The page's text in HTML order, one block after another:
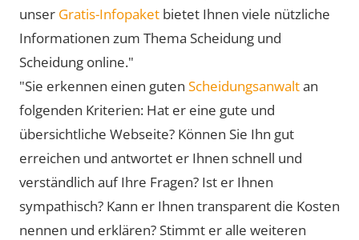
unser Gratis-Infopaket bietet Ihnen viele nützliche
Informationen zum Thema Scheidung und
Scheidung online."
"Sie erkennen einen guten Scheidungsanwaltan
folgenden Kriterien: Hat er eine gute und
übersichtliche Webseite? Können Sie Ihn gut
erreichen und antwortet er Ihnen schnell und
verständlich auf Ihre Fragen? Ist er Ihnen
sympathisch? Kann er Ihnen transparent die Kosten
nennen und erklären? Stimmt er alle weiteren